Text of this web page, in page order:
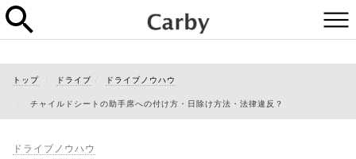
トップ ドライブ ドライブノウハウ
チャイルドシートの助手席への付け方・日除け方法・法律違反？
ドライブノウハウ